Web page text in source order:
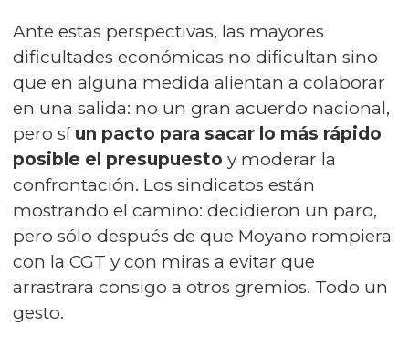
Ante estas perspectivas, las mayores
dificultades económicas no dificultan sino
que en alguna medida alientan a colaborar
en una salida: no un gran acuerdo nacional,
pero sí un pacto para sacar lo más rápido
posible el presupuesto y moderar la
confrontación. Los sindicatos están
mostrando el camino: decidieron un paro,
pero sólo después de que Moyano rompiera
con la CGT y con miras a evitar que
arrastrara consigo a otros gremios. Todo un
gesto.